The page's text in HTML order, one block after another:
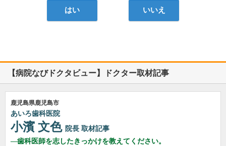
はい いいえ
【病院なびドクタビュー】ドクター取材記事
鹿児島県鹿児島市
あいろ歯科医院
小濱 文色 院長 取材記事
歯科医師を志したきっかけを教えてください。